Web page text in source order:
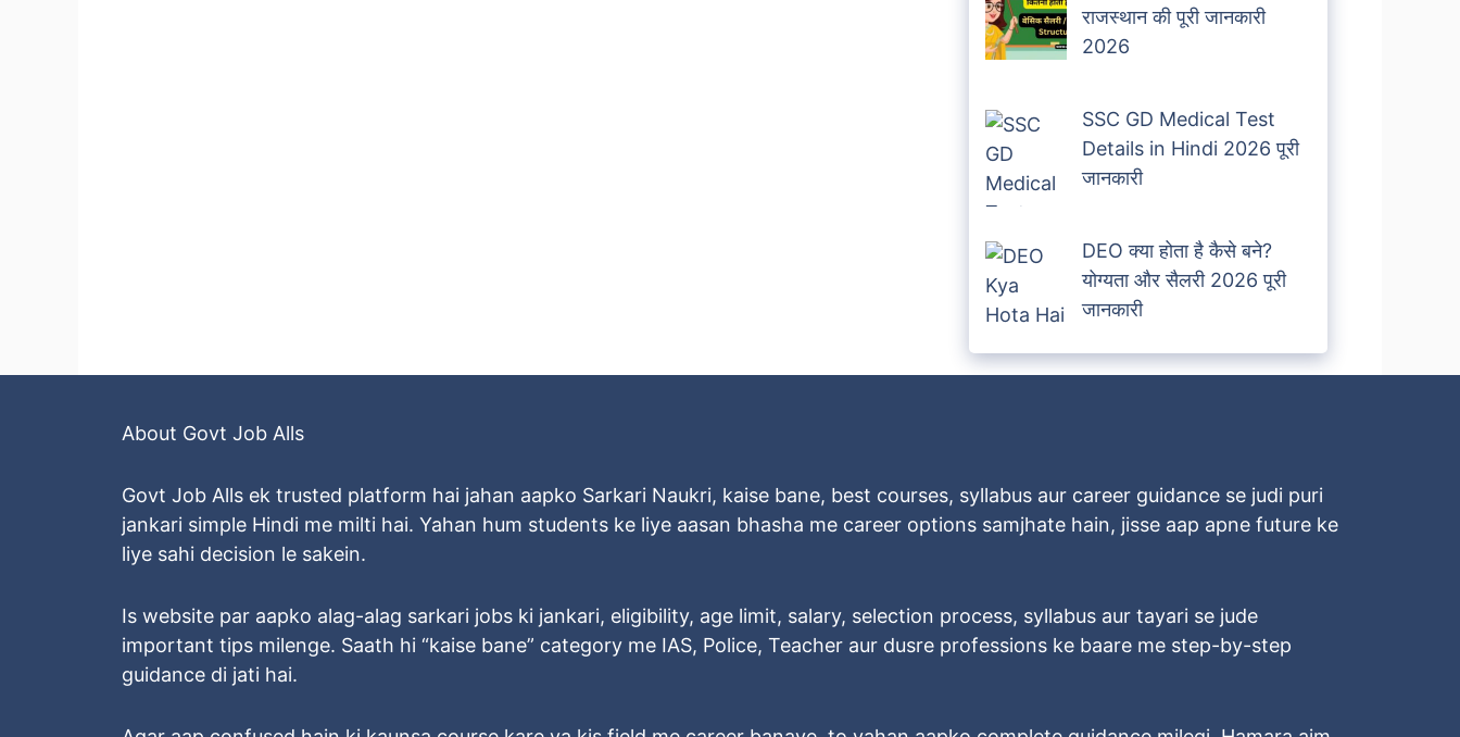
राजस्थान की पूरी जानकारी
2026
SSC GD Medical Test
Details in Hindi 2026 पूरी
जानकारी
DEO क्या होता है कैसे बने?
योग्यता और सैलरी 2026 पूरी
जानकारी
About Govt Job Alls
Govt Job Alls ek trusted platform hai jahan aapko Sarkari Naukri, kaise bane, best courses, syllabus aur career guidance se judi puri
jankari simple Hindi me milti hai. Yahan hum students ke liye aasan bhasha me career options samjhate hain, jisse aap apne future ke
liye sahi decision le sakein.
Is website par aapko alag-alag sarkari jobs ki jankari, eligibility, age limit, salary, selection process, syllabus aur tayari se jude
important tips milenge. Saath hi “kaise bane” category me IAS, Police, Teacher aur dusre professions ke baare me step-by-step
guidance di jati hai.